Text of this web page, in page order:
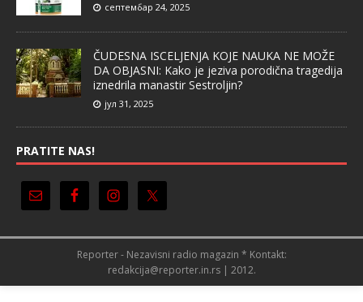
септембар 24, 2025
ČUDESNA ISCELJENJA KOJE NAUKA NE MOŽE
DA OBJASNI: Kako je jeziva porodična tragedija
iznedrila manastir Sestroljin?
јул 31, 2025
PRATITE NAS!
Reporter - Nezavisni radio magazin * Kontakt:
redakcija@reporter.in.rs | 2012.